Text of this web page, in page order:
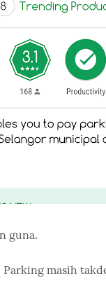
guna.
masih